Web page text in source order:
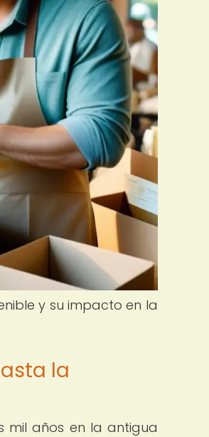
y su impacto en la
la
mil años en la antigua